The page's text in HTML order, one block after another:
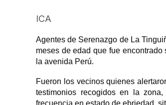
ICA
Agentes de Serenazgo de La
meses de edad que fue
la avenida Perú.
Fueron los vecinos quienes
testimonios recogidos en la
frecuencia en estado de ebriedad,